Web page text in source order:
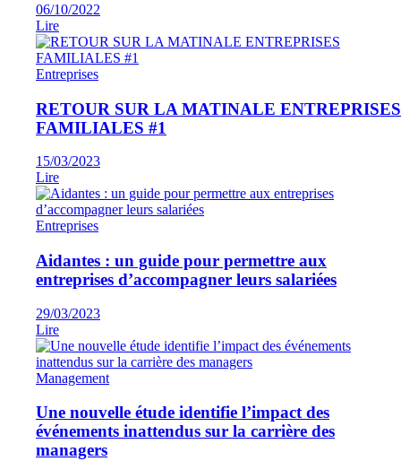
06/10/2022
Lire
Entreprises
RETOUR SUR LA MATINALE ENTREPRISES
FAMILIALES #1
15/03/2023
Lire
Entreprises
Aidantes : un guide pour permettre aux
entreprises d’accompagner leurs salariées
29/03/2023
Lire
Management
Une nouvelle étude identifie l’impact des
événements inattendus sur la carrière des
managers